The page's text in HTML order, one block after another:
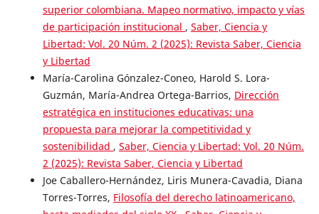
superior colombiana. Mapeo normativo, impacto y vías
de participación institucional , Saber, Ciencia y
Libertad: Vol. 20 Núm. 2 (2025): Revista Saber, Ciencia
y Libertad
María-Carolina Gónzalez-Coneo, Harold S. Lora-
Guzmán, María-Andrea Ortega-Barrios, Dirección
estratégica en instituciones educativas: una
propuesta para mejorar la competitividad y
sostenibilidad , Saber, Ciencia y Libertad: Vol. 20 Núm.
2 (2025): Revista Saber, Ciencia y Libertad
Joe Caballero-Hernández, Liris Munera-Cavadia, Diana
Torres-Torres, Filosofía del derecho latinoamericano,